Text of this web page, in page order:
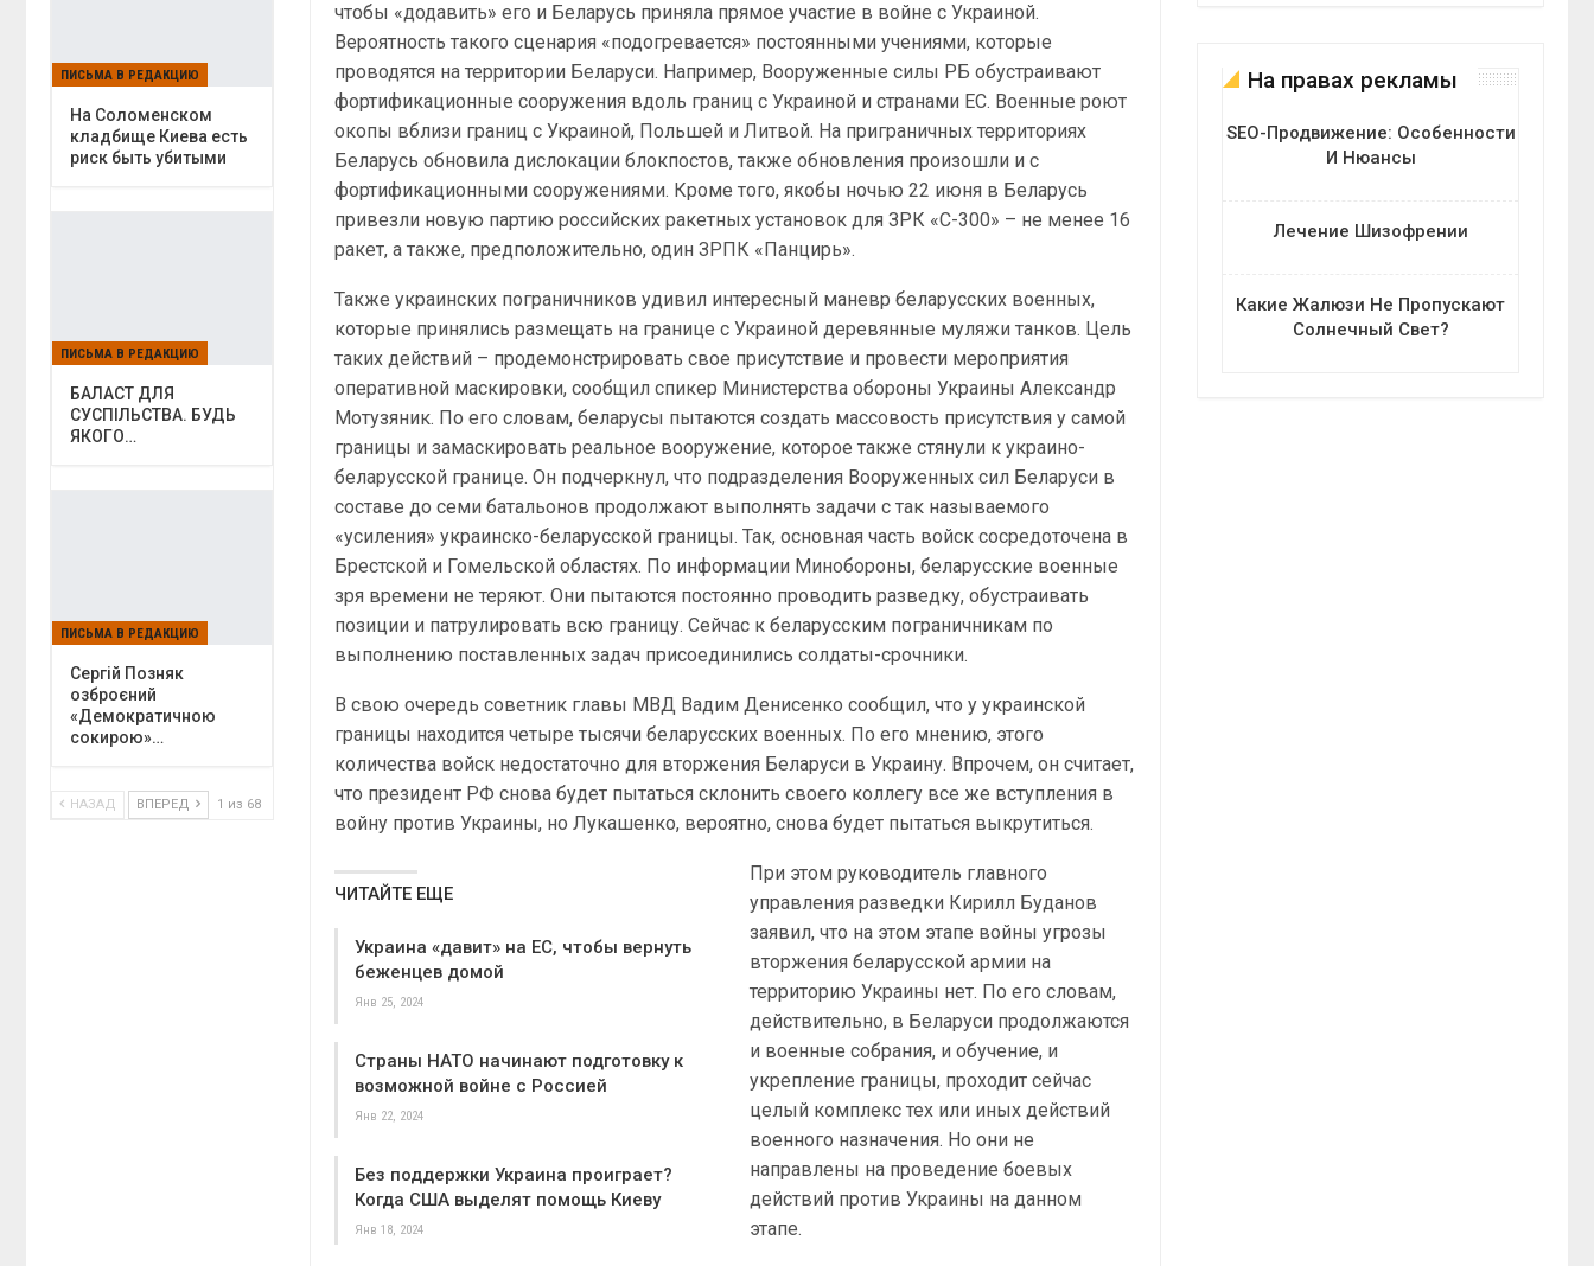
чтобы «додавить» его и Беларусь приняла прямое участие в войне с Украиной.
Вероятность такого сценария «подогревается» постоянными учениями, которые
проводятся на территории Беларуси. Например, Вооруженные силы РБ обустраивают
фортификационные сооружения вдоль границ с Украиной и странами ЕС. Военные роют
окопы вблизи границ с Украиной, Польшей и Литвой. На приграничных территориях
Беларусь обновила дислокации блокпостов, также обновления произошли и с
фортификационными сооружениями. Кроме того, якобы ночью 22 июня в Беларусь
привезли новую партию российских ракетных установок для ЗРК «С-300» – не менее 16
ракет, а также, предположительно, один ЗРПК «Панцирь».
Также украинских пограничников удивил интересный маневр беларусских военных,
которые принялись размещать на границе с Украиной деревянные муляжи танков. Цель
таких действий – продемонстрировать свое присутствие и провести мероприятия
оперативной маскировки, сообщил спикер Министерства обороны Украины Александр
Мотузяник. По его словам, беларусы пытаются создать массовость присутствия у самой
границы и замаскировать реальное вооружение, которое также стянули к украино-
беларусской границе. Он подчеркнул, что подразделения Вооруженных сил Беларуси в
составе до семи батальонов продолжают выполнять задачи с так называемого
«усиления» украинско-беларусской границы. Так, основная часть войск сосредоточена в
Брестской и Гомельской областях. По информации Минобороны, беларусские военные
зря времени не теряют. Они пытаются постоянно проводить разведку, обустраивать
позиции и патрулировать всю границу. Сейчас к беларусским пограничникам по
выполнению поставленных задач присоединились солдаты-срочники.
В свою очередь советник главы МВД Вадим Денисенко сообщил, что у украинской
границы находится четыре тысячи беларусских военных. По его мнению, этого
количества войск недостаточно для вторжения Беларуси в Украину. Впрочем, он считает,
что президент РФ снова будет пытаться склонить своего коллегу все же вступления в
войну против Украины, но Лукашенко, вероятно, снова будет пытаться выкрутиться.
ЧИТАЙТЕ ЕЩЕ
Украина «давит» на ЕС, чтобы вернуть
беженцев домой
Янв 25, 2024
Страны НАТО начинают подготовку к
возможной войне с Россией
Янв 22, 2024
Без поддержки Украина проиграет?
Когда США выделят помощь Киеву
Янв 18, 2024
При этом руководитель главного
управления разведки Кирилл Буданов
заявил, что на этом этапе войны угрозы
вторжения беларусской армии на
территорию Украины нет. По его словам,
действительно, в Беларуси продолжаются
и военные собрания, и обучение, и
укрепление границы, проходит сейчас
целый комплекс тех или иных действий
военного назначения. Но они не
направлены на проведение боевых
действий против Украины на данном
этапе.
На правах рекламы
SEO-Продвижение: Особенности
И Нюансы
Лечение Шизофрении
Какие Жалюзи Не Пропускают
Солнечный Свет?
ПИСЬМА В РЕДАКЦИЮ
На Соломенском
кладбище Киева есть
риск быть убитыми
ПИСЬМА В РЕДАКЦИЮ
БАЛАСТ ДЛЯ
СУСПІЛЬСТВА. БУДЬ
ЯКОГО…
ПИСЬМА В РЕДАКЦИЮ
Сергій Позняк
озброєний
«Демократичною
сокирою»…
НАЗАД ВПЕРЕД 1 из 68